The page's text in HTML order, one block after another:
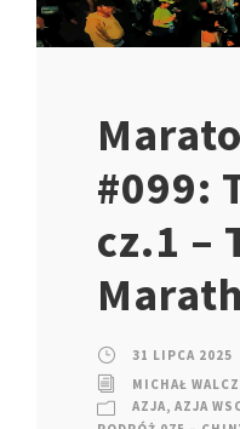
#099:
cz.1 –
31 LIPCA 2025
MICHAŁ
AZJA, AZJA